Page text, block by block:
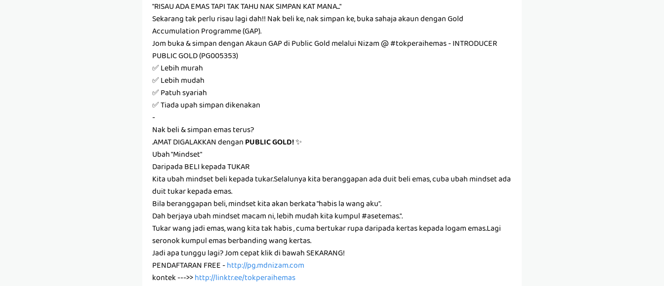
"RISAU ADA EMAS TAPI TAK TAHU NAK SIMPAN KAT MANA..."
Sekarang tak perlu risau lagi dah!! Nak beli ke, nak simpan ke, buka sahaja akaun dengan Gold
Accumulation Programme (GAP).
Jom buka & simpan dengan Akaun GAP di Public Gold melalui Nizam @ #tokperaihemas - INTRODUCER
PUBLIC GOLD (PG005353)
✅ Lebih murah
✅ Lebih mudah
✅ Patuh syariah
✅ Tiada upah simpan dikenakan
-
Nak beli & simpan emas terus?
.AMAT DIGALAKKAN denganPUBLIC GOLD!✨
Ubah "Mindset"
Daripada BELI kepada TUKAR
Kita ubah mindset beli kepada tukar.Selalunya kita beranggapan ada duit beli emas, cuba ubah mindset ada
duit tukar kepada emas.
Bila beranggapan beli, mindset kita akan berkata "habis la wang aku".
Dah berjaya ubah mindset macam ni, lebih mudah kita kumpul #asetemas.".
Tukar wang jadi emas, wang kita tak habis , cuma bertukar rupa daripada kertas kepada logam emas.Lagi
seronok kumpul emas berbanding wang kertas.
Jadi apa tunggu lagi? Jom cepat klik di bawah SEKARANG!
PENDAFTARAN FREE -http://pg.mdnizam.com
kontek --->>http://linktr.ee/tokperaihemas